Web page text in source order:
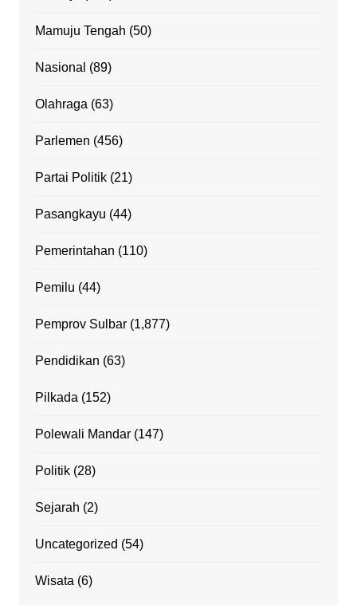
Mamuju Tengah (50)
Nasional (89)
Olahraga (63)
Parlemen (456)
Partai Politik(21)
Pasangkayu (44)
Pemerintahan (110)
Pemilu (44)
Pemprov Sulbar(1,877)
Pendidikan (63)
Pilkada (152)
Polewali Mandar(147)
Politik(28)
Sejarah (2)
Uncategorized (54)
Wisata (6)